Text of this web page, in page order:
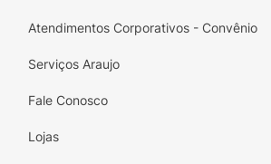
Atendimentos Corporativos - Convênio
Serviços Araujo
Fale Conosco
Lojas